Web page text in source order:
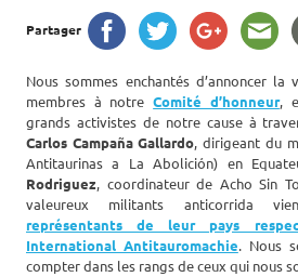
Partager
Nous sommes enchantés d’annoncer la
membres à notreComité d’honneur,
grands activistes de notre cause à
Carlos Campaña Gallardo, dirigeant du
Antitaurinas a La Abolición) en
Rodriguez, coordinateur de Acho Sin
valeureux militants anticorrida
représentants de leur pays
International Antitauromachie. Nous
compter dans les rangs de ceux qui nous